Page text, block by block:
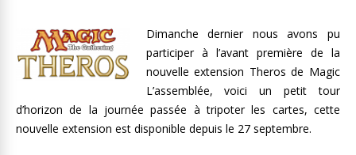
Dimanche dernier nous avons pu
participer à l’avant première de la
nouvelle extension Theros de Magic
L’assemblée, voici un petit tour
d’horizon de la journée passée à tripoter les cartes, cette
nouvelle extension est disponible depuis le 27 septembre.